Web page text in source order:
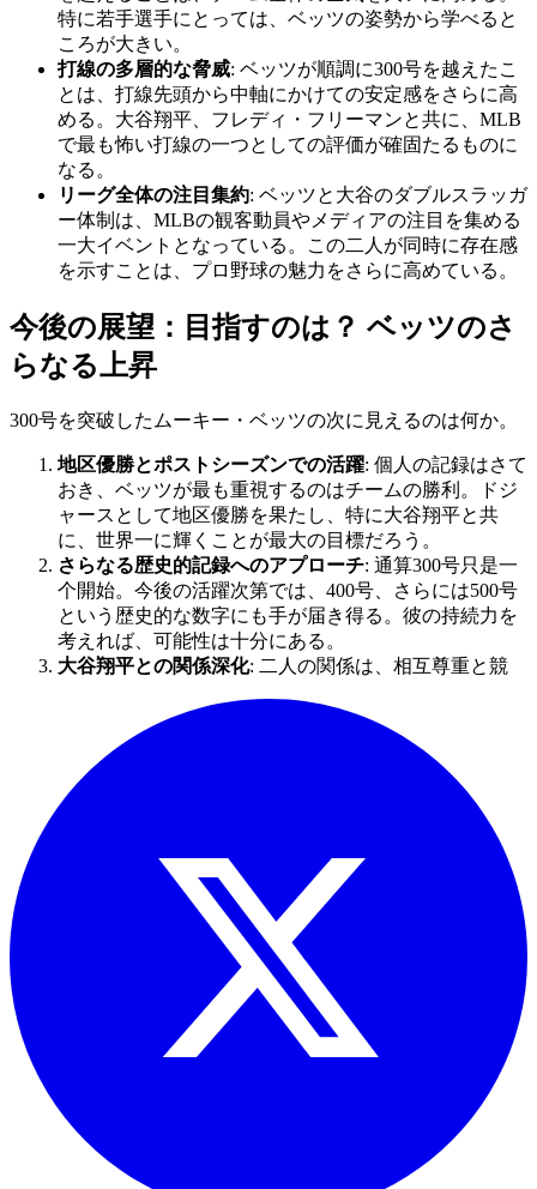
特に若手選手にとっては、ベッツの姿勢から学べると
ころが大きい。
打線の多層的な脅威: ベッツが順調に300号を越えたこ
とは、打線先頭から中軸にかけての安定感をさらに高
める。大谷翔平、フレディ・フリーマンと共に、MLB
で最も怖い打線の一つとしての評価が確固たるものに
なる。
リーグ全体の注目集約: ベッツと大谷のダブルスラッガ
ー体制は、MLBの観客動員やメディアの注目を集める
一大イベントとなっている。この二人が同時に存在感
を示すことは、プロ野球の魅力をさらに高めている。
今後の展望：目指すのは？ ベッツのさ
らなる上昇
300号を突破したムーキー・ベッツの次に見えるのは何か。
地区優勝とポストシーズンでの活躍: 個人の記録はさて
おき、ベッツが最も重視するのはチームの勝利。ドジ
ャースとして地区優勝を果たし、特に大谷翔平と共
に、世界一に輝くことが最大の目標だろう。
さらなる歴史的記録へのアプローチ: 通算300号只是一
个開始。今後の活躍次第では、400号、さらには500号
という歴史的な数字にも手が届き得る。彼の持続力を
考えれば、可能性は十分にある。
大谷翔平との関係深化: 二人の関係は、相互尊重と競